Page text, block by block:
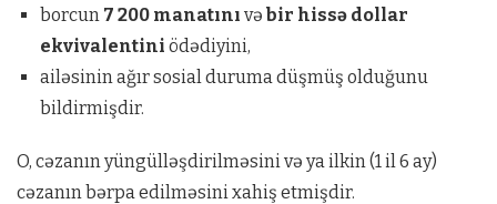
borcun 7 200 manatını və bir hissə dollar
ekvivalentini ödədiyini,
ailəsinin ağır sosial duruma düşmüş olduğunu
bildirmişdir.
O, cəzanın yüngülləşdirilməsini və ya ilkin (1 il 6 ay)
cəzanın bərpa edilməsini xahiş etmişdir.